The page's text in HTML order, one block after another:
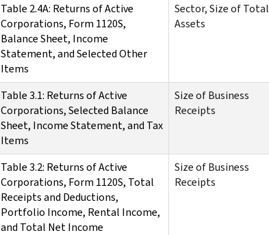
Table 2.4A: Returns of Active
Corporations, Form 1120S,
Balance Sheet, Income
Statement, and Selected Other
Items
Sector, Size of Total
Assets
Table 3.1: Returns of Active
Corporations, Selected Balance
Sheet, Income Statement, and Tax
Items
Size of Business
Receipts
Table 3.2: Returns of Active
Corporations, Form 1120S, Total
Receipts and Deductions,
Portfolio Income, Rental Income,
and Total Net Income
Size of Business
Receipts